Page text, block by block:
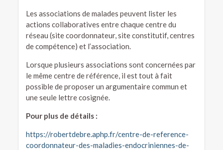
Les associations de malades peuvent lister les
actions collaboratives entre chaque centre du
réseau (site coordonnateur, site constitutif, centres
de compétence) et l’association.
Lorsque plusieurs associations sont concernées par
le même centre de référence, il est tout à fait
possible de proposer un argumentaire commun et
une seule lettre cosignée.
Pour plus de détails :
https://robertdebre.aphp.fr/centre-de-reference-
coordonnateur-des-maladies-endocriniennes-de-